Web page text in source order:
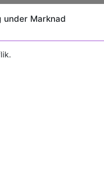
under Marknad